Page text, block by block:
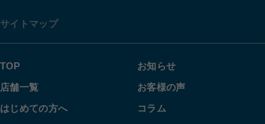
サイトマップ
TOP
店舗一覧
はじめての方へ
お知らせ
お客様の声
コラム